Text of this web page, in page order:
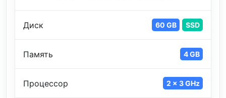
Диск 60 GB SSD
Память 4 GB
Процессор 2 x 3 GHz